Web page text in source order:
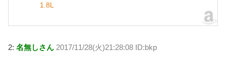
1.8L
2: 名無しさん 2017/11/28(火)21:28:08 ID:bkp